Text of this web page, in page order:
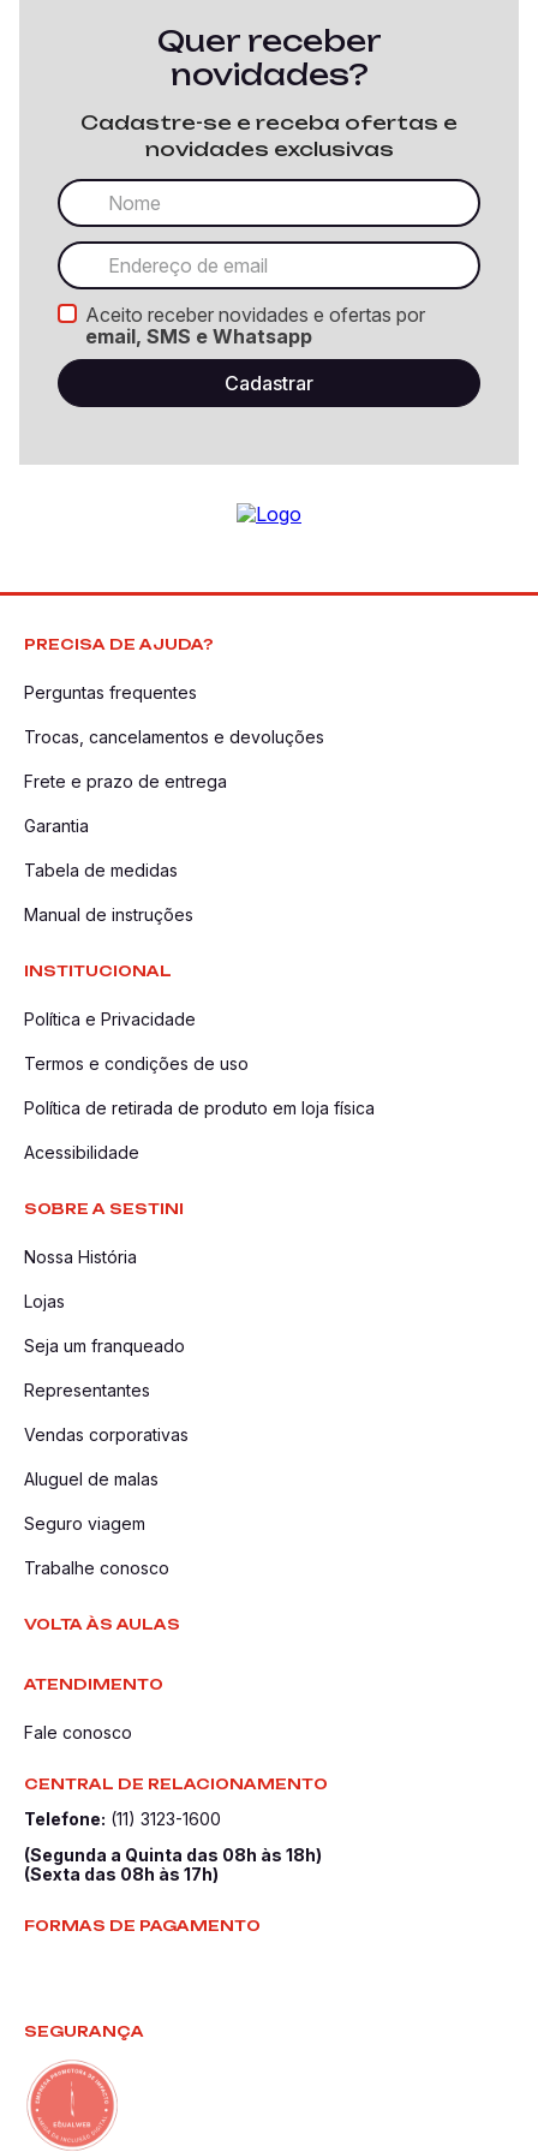
Quer receber
novidades?
Cadastre-se e receba ofertas e
novidades exclusivas
Aceito receber novidades e ofertas por
email, SMS e Whatsapp
PRECISA DE AJUDA?
Perguntas frequentes
Trocas, cancelamentos e devoluções
Frete e prazo de entrega
Garantia
Tabela de medidas
Manual de instruções
INSTITUCIONAL
Política e Privacidade
Termos e condições de uso
Política de retirada de produto em loja física
Acessibilidade
SOBRE A SESTINI
Nossa História
Lojas
Seja um franqueado
Representantes
Vendas corporativas
Aluguel de malas
Seguro viagem
Trabalhe conosco
VOLTA ÀS AULAS
ATENDIMENTO
Fale conosco
CENTRAL DE RELACIONAMENTO
Telefone: (11) 3123-1600
(Segunda a Quinta das 08h às 18h)
(Sexta das 08h às 17h)
FORMAS DE PAGAMENTO
SEGURANÇA